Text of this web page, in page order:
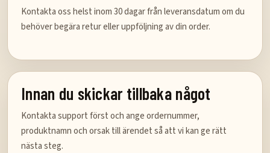
Kontakta oss helst inom 30 dagar från leveransdatum om du
behöver begära retur eller uppföljning av din order.
Innan du skickar tillbaka något
Kontakta support först och ange ordernummer,
produktnamn och orsak till ärendet så att vi kan ge rätt
nästa steg.